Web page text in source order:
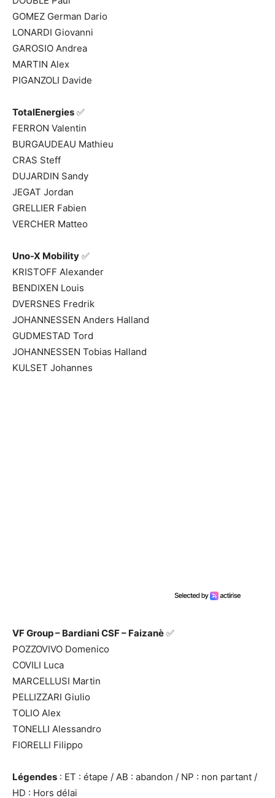
GOMEZ German Dario
LONARDI Giovanni
GAROSIO Andrea
MARTIN Alex
PIGANZOLI Davide
TotalEnergies ✅
FERRON Valentin
BURGAUDEAU Mathieu
CRAS Steff
DUJARDIN Sandy
JEGAT Jordan
GRELLIER Fabien
VERCHER Matteo
Uno-X Mobility ✅
KRISTOFF Alexander
BENDIXEN Louis
DVERSNES Fredrik
JOHANNESSEN Anders Halland
GUDMESTAD Tord
JOHANNESSEN Tobias Halland
KULSET Johannes
VF Group – Bardiani CSF – Faizanè ✅
POZZOVIVO Domenico
COVILI Luca
MARCELLUSI Martin
PELLIZZARI Giulio
TOLIO Alex
TONELLI Alessandro
FIORELLI Filippo
Légendes : ET : étape / AB : abandon / NP : non partant /
HD : Hors délai